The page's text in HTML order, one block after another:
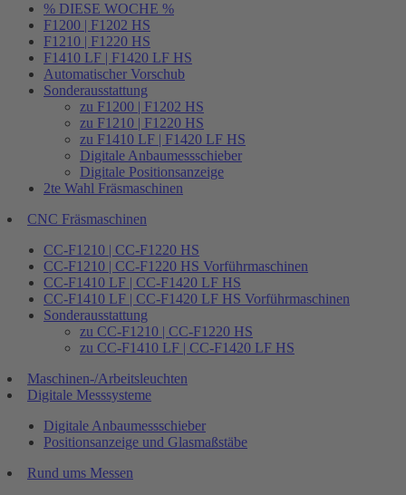
% DIESE WOCHE %
F1200 | F1202 HS
F1210 | F1220 HS
F1410 LF | F1420 LF HS
Automatischer Vorschub
Sonderausstattung
zu F1200 | F1202 HS
zu F1210 | F1220 HS
zu F1410 LF | F1420 LF HS
Digitale Anbaumessschieber
Digitale Positionsanzeige
2te Wahl Fräsmaschinen
CNC Fräsmaschinen
CC-F1210 | CC-F1220 HS
CC-F1210 | CC-F1220 HS Vorführmaschinen
CC-F1410 LF | CC-F1420 LF HS
CC-F1410 LF | CC-F1420 LF HS Vorführmaschinen
Sonderausstattung
zu CC-F1210 | CC-F1220 HS
zu CC-F1410 LF | CC-F1420 LF HS
Maschinen-/Arbeitsleuchten
Digitale Messsysteme
Digitale Anbaumessschieber
Positionsanzeige und Glasmaßstäbe
Rund ums Messen